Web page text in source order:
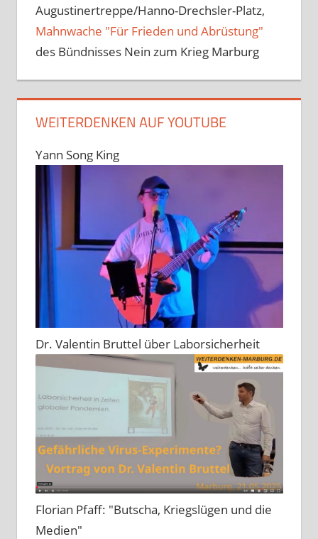
Augustinertreppe/Hanno-Drechsler-Platz,
Mahnwache "Für Frieden und Abrüstung"
des Bündnisses Nein zum Krieg Marburg
WEITERDENKEN AUF YOUTUBE
Yann Song King
Dr. Valentin Bruttel über Laborsicherheit
Florian Pfaff: "Butscha, Kriegslügen und die
Medien"